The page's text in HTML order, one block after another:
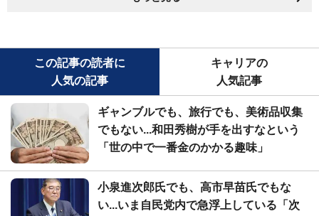
この記事の読者に
人気の記事
キャリアの
人気記事
ギャンブルでも、旅行でも、美術品収集
でもない...和田秀樹が手を出すなという
「世の中で一番金のかかる趣味」
小泉進次郎氏でも、高市早苗氏でもな
い...いま自民党内で急浮上している「次